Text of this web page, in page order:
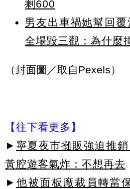
剩600
男友出車禍她幫回
全場毀三觀：為什麼
（封面圖／取自Pexels）
【往下看更多】
► 寧夏夜市攤販強迫推
黃腔遊客氣炸：不想再去
► 他被面板廠裁員轉當